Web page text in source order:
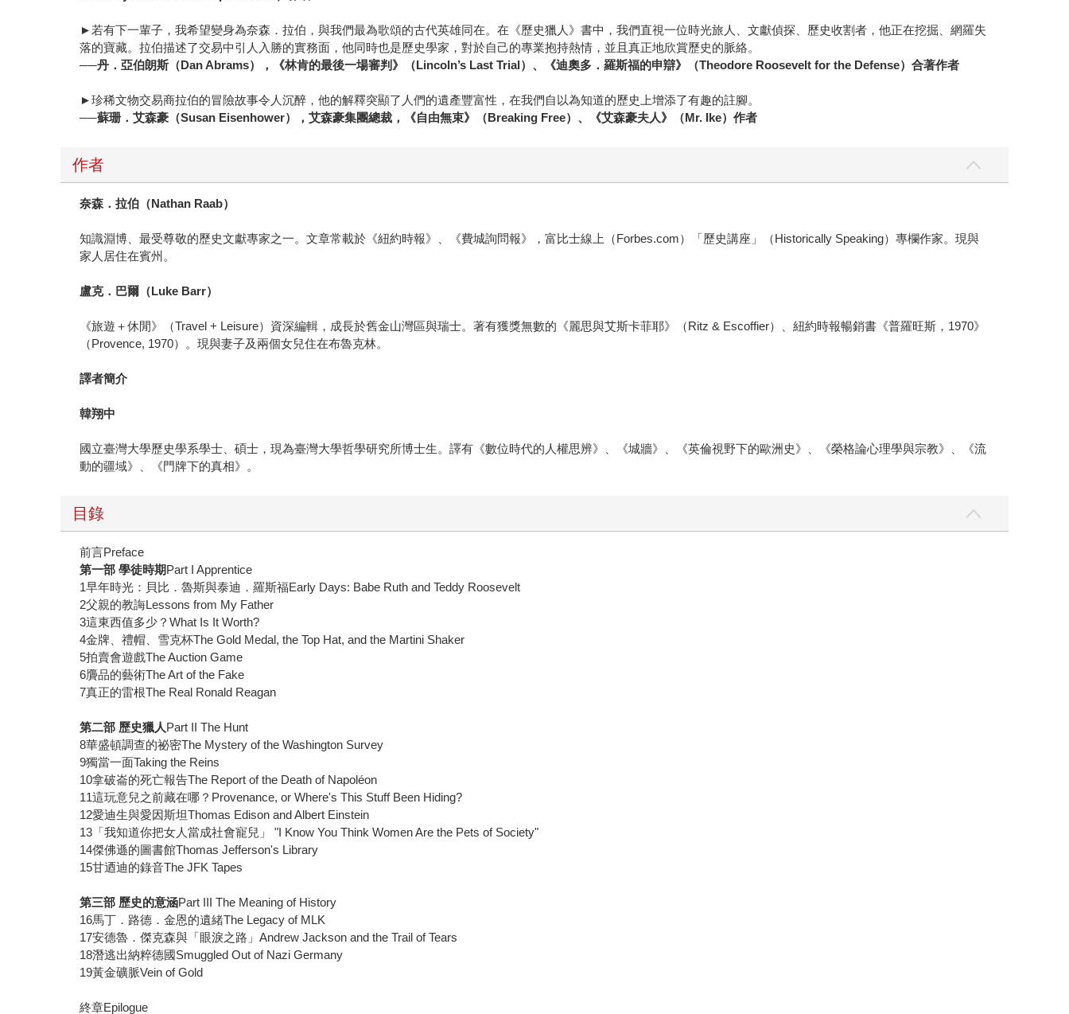
►若有下一輩子，我希望變身為奈森．拉伯，與我們最為歌頌的古代英雄同在。在《歷史獵人》書中，我們直視一位時光旅人、文獻偵探、歷史收割者，他正在挖掘、網羅失
落的寶藏。拉伯描述了交易中引人入勝的實務面，他同時也是歷史學家，對於自己的專業抱持熱情，並且真正地欣賞歷史的脈絡。
──丹．亞伯朗斯（Dan Abrams），《林肯的最後一場審判》（Lincoln’s Last Trial）、《迪奧多．羅斯福的申辯》（Theodore Roosevelt for the Defense）合著作者
►珍稀文物交易商拉伯的冒險故事令人沉醉，他的解釋突顯了人們的遺產豐富性，在我們自以為知道的歷史上增添了有趣的註腳。
──蘇珊．艾森豪（Susan Eisenhower），艾森豪集團總裁，《自由無束》（Breaking Free）、《艾森豪夫人》（Mr. Ike）作者
作者
奈森．拉伯（Nathan Raab）
知識淵博、最受尊敬的歷史文獻專家之一。文章常載於《紐約時報》、《費城詢問報》，富比士線上（Forbes.com）「歷史講座」（Historically Speaking）專欄作家。現與
家人居住在賓州。
盧克．巴爾（Luke Barr）
《旅遊＋休閒》（Travel + Leisure）資深編輯，成長於舊金山灣區與瑞士。著有獲獎無數的《麗思與艾斯卡菲耶》（Ritz & Escoffier）、紐約時報暢銷書《普羅旺斯，1970》
（Provence, 1970）。現與妻子及兩個女兒住在布魯克林。
譯者簡介
韓翔中
國立臺灣大學歷史學系學士、碩士，現為臺灣大學哲學研究所博士生。譯有《數位時代的人權思辨》、《城牆》、《英倫視野下的歐洲史》、《榮格論心理學與宗教》、《流
動的疆域》、《門牌下的真相》。
目錄
前言Preface
第一部 學徒時期Part I Apprentice
1早年時光：貝比．魯斯與泰迪．羅斯福Early Days: Babe Ruth and Teddy Roosevelt
2父親的教誨Lessons from My Father
3這東西值多少？What Is It Worth?
4金牌、禮帽、雪克杯The Gold Medal, the Top Hat, and the Martini Shaker
5拍賣會遊戲The Auction Game
6贗品的藝術The Art of the Fake
7真正的雷根The Real Ronald Reagan
第二部 歷史獵人Part II The Hunt
8華盛頓調查的祕密The Mystery of the Washington Survey
9獨當一面Taking the Reins
10拿破崙的死亡報告The Report of the Death of Napoléon
11這玩意兒之前藏在哪？Provenance, or Where's This Stuff Been Hiding?
12愛迪生與愛因斯坦Thomas Edison and Albert Einstein
13「我知道你把女人當成社會寵兒」 "I Know You Think Women Are the Pets of Society"
14傑佛遜的圖書館Thomas Jefferson's Library
15甘迺迪的錄音The JFK Tapes
第三部 歷史的意涵Part III The Meaning of History
16馬丁．路德．金恩的遺緒The Legacy of MLK
17安德魯．傑克森與「眼淚之路」Andrew Jackson and the Trail of Tears
18潛逃出納粹德國Smuggled Out of Nazi Germany
19黃金礦脈Vein of Gold
終章Epilogue